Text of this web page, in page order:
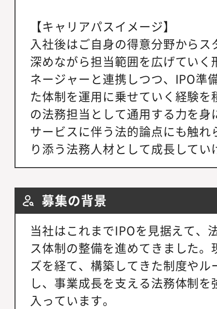
【キャリアパスイメージ】
入社後はご自身の得意分野から
深めながら担当範囲を広げてい
ネージャーと連携しつつ、IPO準
た体制を運用に乗せていく経験
の法務担当として通用する力を
サービスに伴う法的論点にも触
り添う法務人材として成長してい
募集の背景
当社はこれまでIPOを見据えて、
ス体制の整備を進めてきました
ズを経て、構築してきた制度や
し、事業成長を支える法務体制
入っています。